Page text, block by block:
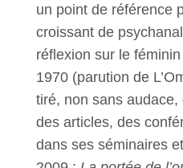
un point de référence
croissant de
réflexion sur le
1970 (parution de
tiré, non sans
des articles, des
dans ses séminaires